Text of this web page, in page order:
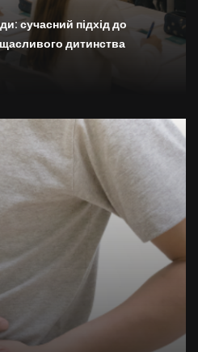
сучасний підхід до
дитинства